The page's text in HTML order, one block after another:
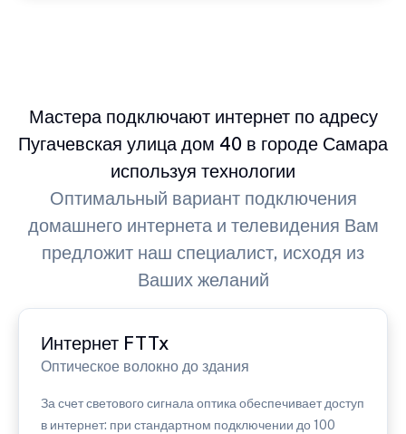
Мастера подключают интернет по адресу
Пугачевская улица дом 40 в городе Самара
используя технологии
Оптимальный вариант подключения
домашнего интернета и телевидения Вам
предложит наш специалист, исходя из
Ваших желаний
Интернет FTTx
Оптическое волокно до здания
За счет светового сигнала оптика обеспечивает доступ
в интернет: при стандартном подключении до 100